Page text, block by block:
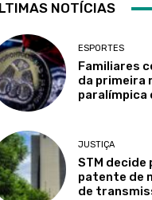
NOTÍCIAS
ESPORTES
Familiares
da primeira
paralímpica
JUSTIÇA
STM decide
patente de
de